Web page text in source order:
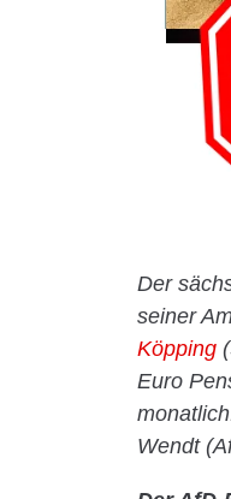
Der
seiner
Köpping
Euro
Wendt